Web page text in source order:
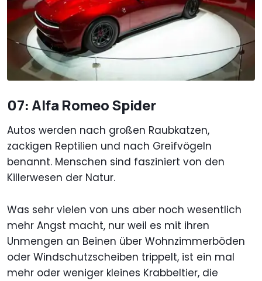
07: Alfa Romeo Spider
Autos werden nach großen Raubkatzen,
zackigen Reptilien und nach Greifvögeln
benannt. Menschen sind fasziniert von den
Killerwesen der Natur.
Was sehr vielen von uns aber noch wesentlich
mehr Angst macht, nur weil es mit ihren
Unmengen an Beinen über Wohnzimmerböden
oder Windschutzscheiben trippelt, ist ein mal
mehr oder weniger kleines Krabbeltier, die